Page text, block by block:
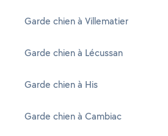
Garde chien à Villematier
Garde chien à Lécussan
Garde chien à His
Garde chien à Cambiac